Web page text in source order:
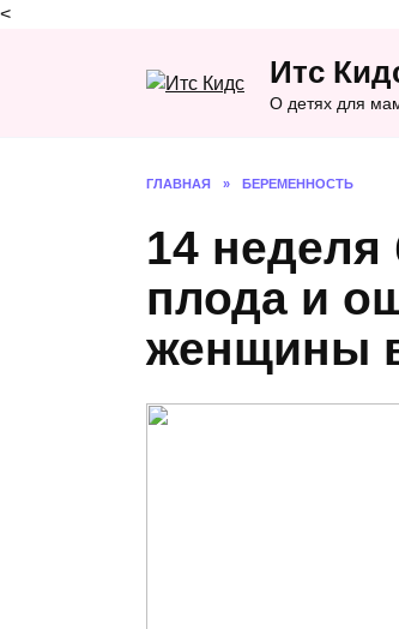
<
Итс
О детях для
ГЛАВНАЯ » БЕРЕМЕННОСТЬ
14 неделя
плода и
женщины